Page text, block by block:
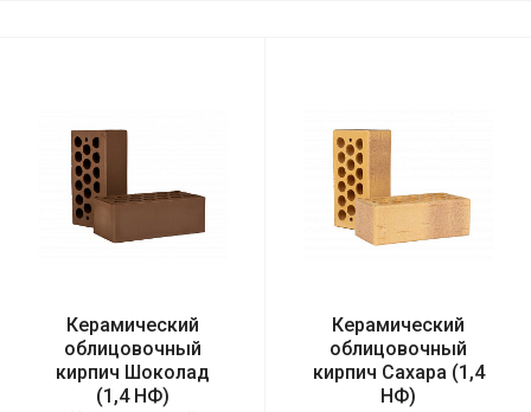
Керамический
облицовочный
кирпич Шоколад
(1,4 НФ)
Керамический
облицовочный
кирпич Сахара (1,4
НФ)